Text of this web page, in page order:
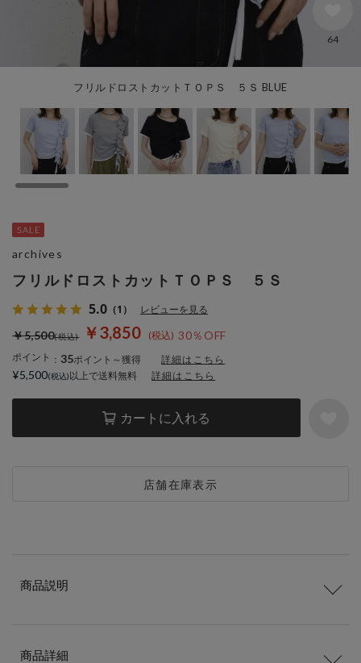
フリルドロストカットＴＯＰＳ ５Ｓ BLUE
64
フリルドロストカットＴＯＰＳ ５Ｓ
5.0 （1） レビューを見る
￥3,850 30％OFF
￥5,500
ポイント ： 35ポイント～獲得 詳細はこちら
カートに入れる
店舗在庫表示
archives
¥5,500 以上で送料無料 詳細はこちら
商品説明
商品詳細